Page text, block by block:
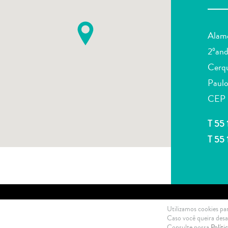
T 55
T 55
Utilizamos cookies
Caso você queira